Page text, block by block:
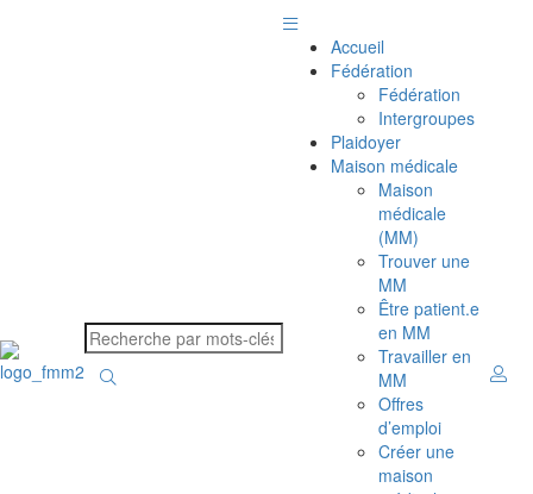
Accueil
Fédération
Fédération
Intergroupes
Plaidoyer
Maison médicale
Maison
médicale
(MM)
Trouver une
MM
Être patient.e
en MM
Travailler en
MM
Offres
d’emploi
Créer une
maison